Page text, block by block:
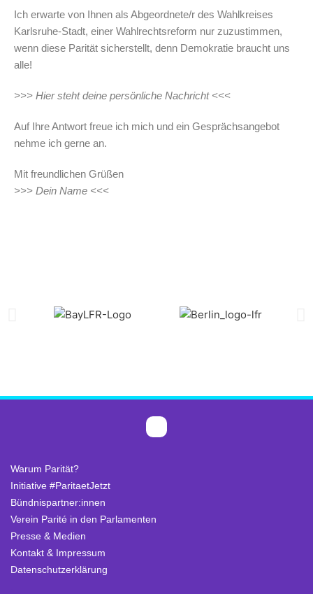
Ich erwarte von Ihnen als Abgeordnete/r des Wahlkreises
Karlsruhe-Stadt, einer Wahlrechtsreform nur zuzustimmen,
wenn diese Parität sicherstellt, denn Demokratie braucht uns
alle!
>>> Hier steht deine persönliche Nachricht <<<
Auf Ihre Antwort freue ich mich und ein Gesprächsangebot
nehme ich gerne an.
Mit freundlichen Grüßen
>>> Dein Name <<<
Warum Parität?
Initiative #ParitaetJetzt
Bündnispartner:innen
Verein Parité in den Parlamenten
Presse & Medien
Kontakt & Impressum
Datenschutzerklärung